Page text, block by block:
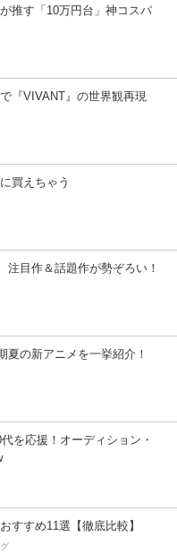
推す「10万円台」神コスパ
『VIVANT』の世界観再現
買えちゃう
注目作＆話題作が勢ぞろい！
夏の新アニメを一挙紹介！
を応援！オーディション・
すすめ11選【徹底比較】